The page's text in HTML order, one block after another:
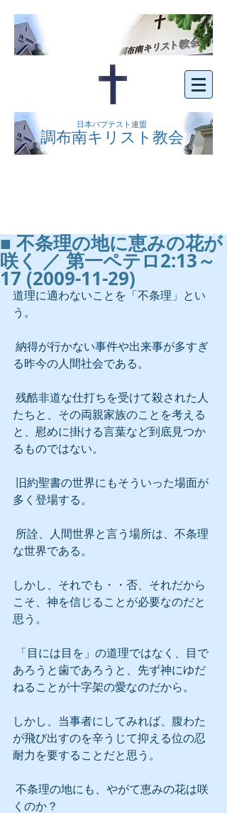
日本バプテスト連盟
調布南キリスト教会
■ 不条理の地に恵みの花が
咲く ／ 第一ペテロ2:13～
17 (2009-11-29)
道理に適わないことを「不条理」とい
う。
る昨今の人間社会である。
たちと、その両親家族のことを考える
と、慰めに掛ける言葉など到底見つか
るものではない。
多く登場する。
な世界である。
しかし、それでも・・否、それだから
こそ、神を信じることが必要なのだと
思う。
あろうと歯であろうと、先ず神にゆだ
ねることが十字架の愛なのだから。
しかし、当事者にしてみれば、腹わた
が飛び出すのを辛うじて抑える位の忍
耐力を要することだと思う。
くのか？